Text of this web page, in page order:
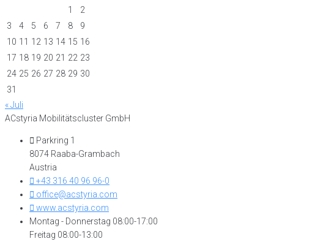
1
2
3
4 5 6 7 8
9
10 11 12 13 14 15 16
17 18 19 20 21 22 23
24 25 26 27 28 29 30
31
« Juli
ACstyria Mobilitätscluster GmbH
Parkring 1
8074 Raaba-Grambach
Austria
+43 316 40 96 96-0
office@acstyria.com
www.acstyria.com
Montag - Donnerstag 08:00-17:00
Freitag 08:00-13:00